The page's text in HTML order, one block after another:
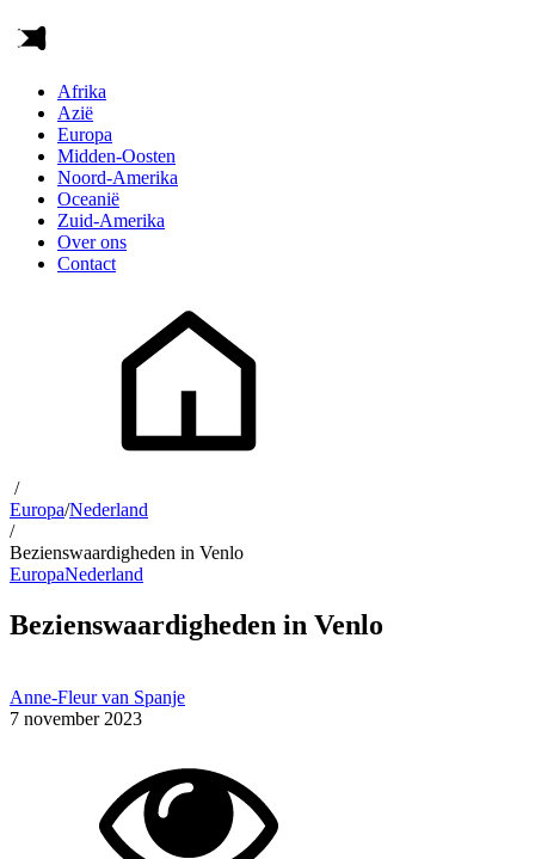
Afrika
Azië
Europa
Midden-Oosten
Noord-Amerika
Oceanië
Zuid-Amerika
Over ons
Contact
/
Europa/Nederland
/
Bezienswaardigheden in Venlo
EuropaNederland
Bezienswaardigheden in Venlo
Anne-Fleur van Spanje
7 november 2023